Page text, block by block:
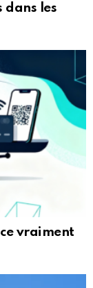
dans les
vraiment